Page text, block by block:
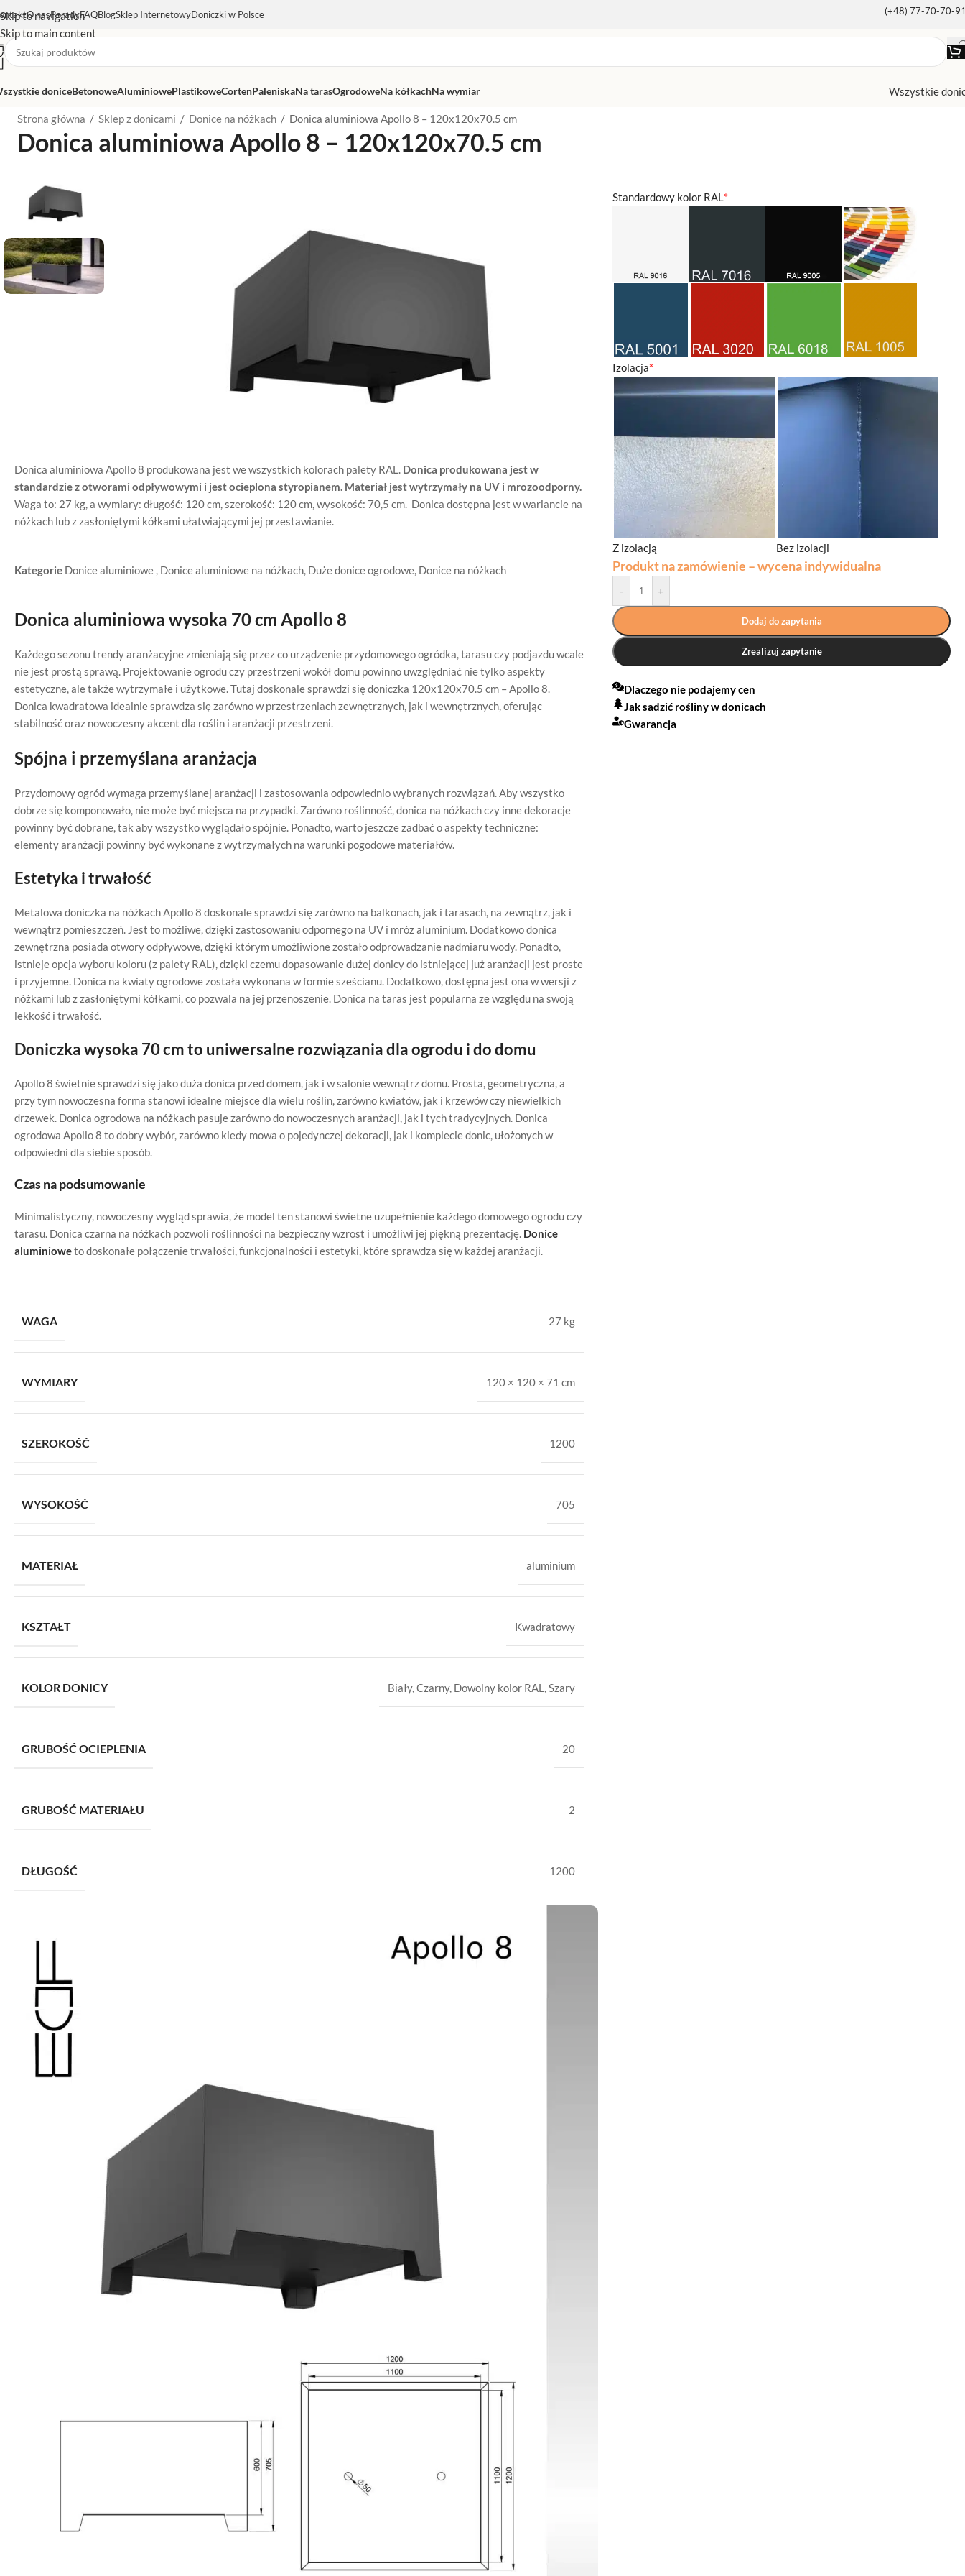
Skip to navigation
Skip to main content
O nasPoradyFAQBlogSklep InternetowyDoniczki w Polsce (+48) 77-70-70-
doniceBetonoweAluminiowePlastikoweCortenPaleniskaNa tarasOgrodoweNa kółkachNa wymiar Wszystkie
Strona główna / Sklep z donicami / Donice na nóżkach / Donica aluminiowa Apollo 8 – 120x120x70.5 cm
Donica aluminiowa Apollo 8 – 120x120x70.5 cm
Donica aluminiowa Apollo 8 produkowana jest we wszystkich kolorach palety RAL. Donica produkowana jest w
standardzie z otworami odpływowymi i jest ocieplona styropianem. Materiał jest wytrzymały na UV i mrozoodporny.
Waga to: 27 kg, a wymiary: długość: 120 cm, szerokość: 120 cm, wysokość: 70,5 cm. Donica dostępna jest w wariancie na
nóżkach lub z zasłoniętymi kółkami ułatwiającymi jej przestawianie.
Kategorie Donice aluminiowe , Donice aluminiowe na nóżkach, Duże donice ogrodowe, Donice na nóżkach
Donica aluminiowa wysoka 70 cm Apollo 8
Każdego sezonu trendy aranżacyjne zmieniają się przez co urządzenie przydomowego ogródka, tarasu czy podjazdu wcale
nie jest prostą sprawą. Projektowanie ogrodu czy przestrzeni wokół domu powinno uwzględniać nie tylko aspekty
estetyczne, ale także wytrzymałe i użytkowe. Tutaj doskonale sprawdzi się doniczka 120x120x70.5 cm – Apollo 8.
Donica kwadratowa idealnie sprawdza się zarówno w przestrzeniach zewnętrznych, jak i wewnętrznych, oferując
stabilność oraz nowoczesny akcent dla roślin i aranżacji przestrzeni.
Spójna i przemyślana aranżacja
Przydomowy ogród wymaga przemyślanej aranżacji i zastosowania odpowiednio wybranych rozwiązań. Aby wszystko
dobrze się komponowało, nie może być miejsca na przypadki. Zarówno roślinność, donica na nóżkach czy inne dekoracje
powinny być dobrane, tak aby wszystko wyglądało spójnie. Ponadto, warto jeszcze zadbać o aspekty techniczne:
elementy aranżacji powinny być wykonane z wytrzymałych na warunki pogodowe materiałów.
Estetyka i trwałość
Metalowa doniczka na nóżkach Apollo 8 doskonale sprawdzi się zarówno na balkonach, jak i tarasach, na zewnątrz, jak i
wewnątrz pomieszczeń. Jest to możliwe, dzięki zastosowaniu odpornego na UV i mróz aluminium. Dodatkowo donica
zewnętrzna posiada otwory odpływowe, dzięki którym umożliwione zostało odprowadzanie nadmiaru wody. Ponadto,
istnieje opcja wyboru koloru (z palety RAL), dzięki czemu dopasowanie dużej donicy do istniejącej już aranżacji jest proste
i przyjemne. Donica na kwiaty ogrodowe została wykonana w formie sześcianu. Dodatkowo, dostępna jest ona w wersji z
nóżkami lub z zasłoniętymi kółkami, co pozwala na jej przenoszenie. Donica na taras jest popularna ze względu na swoją
lekkość i trwałość.
Doniczka wysoka 70 cm to uniwersalne rozwiązania dla ogrodu i do domu
Apollo 8 świetnie sprawdzi się jako duża donica przed domem, jak i w salonie wewnątrz domu. Prosta, geometryczna, a
przy tym nowoczesna forma stanowi idealne miejsce dla wielu roślin, zarówno kwiatów, jak i krzewów czy niewielkich
drzewek. Donica ogrodowa na nóżkach pasuje zarówno do nowoczesnych aranżacji, jak i tych tradycyjnych. Donica
ogrodowa Apollo 8 to dobry wybór, zarówno kiedy mowa o pojedynczej dekoracji, jak i komplecie donic, ułożonych w
odpowiedni dla siebie sposób.
Czas na podsumowanie
Minimalistyczny, nowoczesny wygląd sprawia, że model ten stanowi świetne uzupełnienie każdego domowego ogrodu czy
tarasu. Donica czarna na nóżkach pozwoli roślinności na bezpieczny wzrost i umożliwi jej piękną prezentację. Donice
aluminioweto doskonałe połączenie trwałości, funkcjonalności i estetyki, które sprawdza się w każdej aranżacji.
WAGA 27 kg
WYMIARY 120 × 120 × 71 cm
SZEROKOŚĆ 1200
WYSOKOŚĆ 705
MATERIAŁ aluminium
KSZTAŁT Kwadratowy
KOLOR DONICY Biały,Czarny, Dowolny kolor RAL,Szary
GRUBOŚĆ OCIEPLENIA 20
GRUBOŚĆ MATERIAŁU 2
DŁUGOŚĆ 1200
*
Standardowy kolor RAL
*
Izolacja
Z izolacją Bez izolacji
Produkt na zamówienie – wycena indywidualna
- +
Dodaj do zapytania
Zrealizuj zapytanie
Dlaczego nie podajemy cen
Jak sadzić rośliny w donicach
Gwarancja